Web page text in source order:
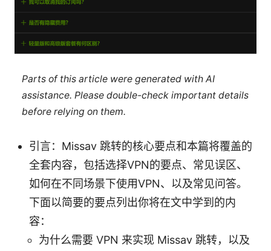
Parts of this article were generated with AI
assistance. Please double-check important details
before relying on them.
引言：Missav 跳转的核心要点和本篇将覆盖的
全套内容，包括选择VPN的要点、常见误区、
如何在不同场景下使用VPN、以及常见问答。
下面以简要的要点列出你将在文中学到的内
容：
为什么需要 VPN 来实现 Missav 跳转，以及